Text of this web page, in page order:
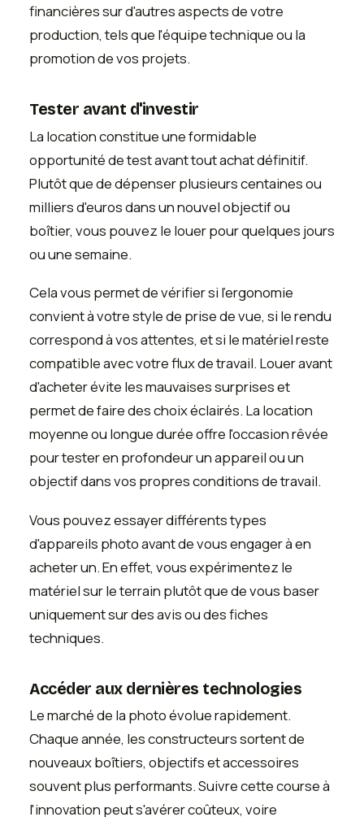
financières sur d'autres aspects de votre
production, tels que l'équipe technique ou la
promotion de vos projets.
Tester avant d'investir
La location constitue une formidable
opportunité de test avant tout achat définitif.
Plutôt que de dépenser plusieurs centaines ou
milliers d'euros dans un nouvel objectif ou
boîtier, vous pouvez le louer pour quelques jours
ou une semaine.
Cela vous permet de vérifier si l'ergonomie
convient à votre style de prise de vue, si le rendu
correspond à vos attentes, et si le matériel reste
compatible avec votre flux de travail. Louer avant
d'acheter évite les mauvaises surprises et
permet de faire des choix éclairés. La location
moyenne ou longue durée offre l'occasion rêvée
pour tester en profondeur un appareil ou un
objectif dans vos propres conditions de travail.
Vous pouvez essayer différents types
d'appareils photo avant de vous engager à en
acheter un. En effet, vous expérimentez le
matériel sur le terrain plutôt que de vous baser
uniquement sur des avis ou des fiches
techniques.
Accéder aux dernières technologies
Le marché de la photo évolue rapidement.
Chaque année, les constructeurs sortent de
nouveaux boîtiers, objectifs et accessoires
souvent plus performants. Suivre cette course à
l'innovation peut s'avérer coûteux, voire